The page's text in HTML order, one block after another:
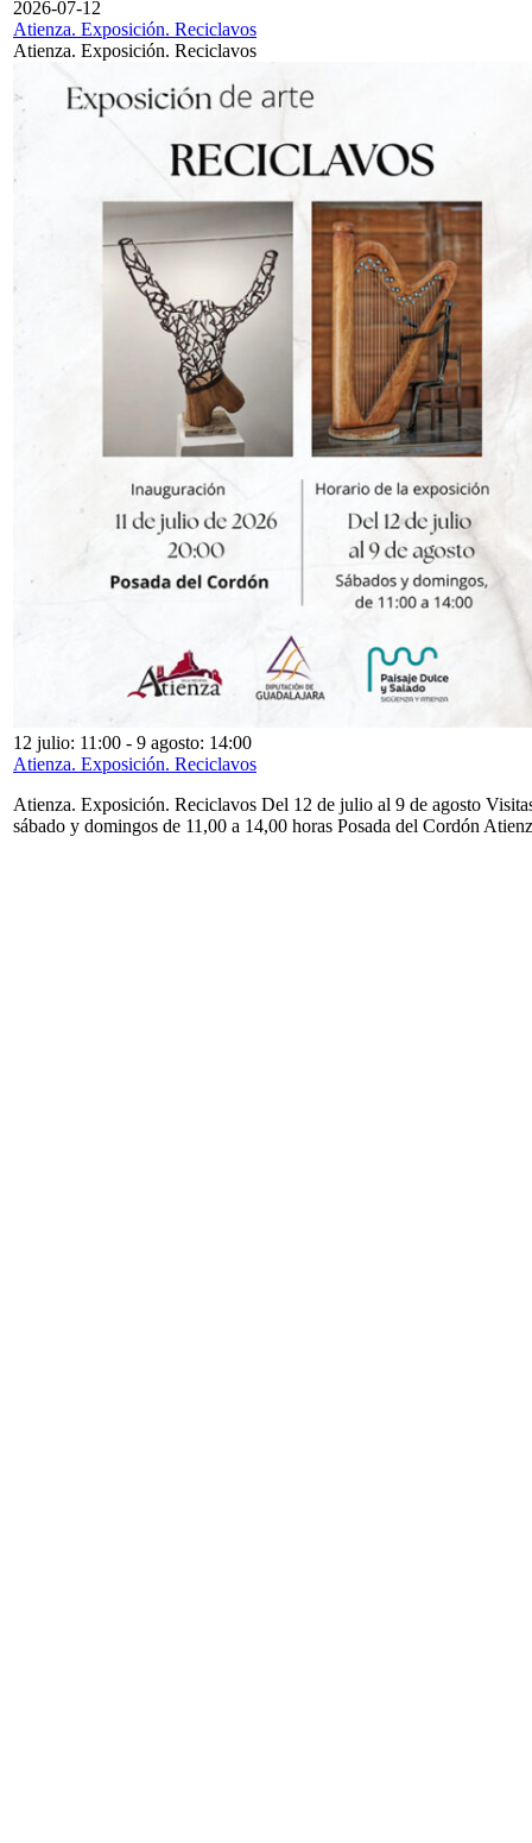
2026-07-12
Atienza. Exposición. Reciclavos
Atienza. Exposición. Reciclavos
12 julio: 11:00 - 9 agosto: 14:00
Atienza. Exposición. Reciclavos
Atienza. Exposición. Reciclavos Del 12 de julio al 9 de agosto
sábado y domingos de 11,00 a 14,00 horas Posada del Cordón